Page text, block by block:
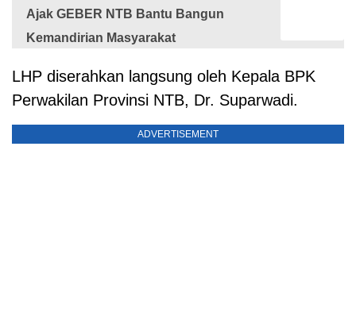
Ajak GEBER NTB Bantu Bangun
Kemandirian Masyarakat
LHP diserahkan langsung oleh Kepala BPK
Perwakilan Provinsi NTB, Dr. Suparwadi.
ADVERTISEMENT